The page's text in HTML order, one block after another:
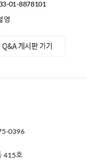
01-8878101
영
0396
415호